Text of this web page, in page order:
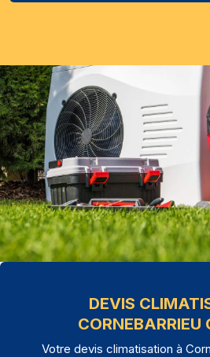
DEVIS
CORNEBARRIEU
Votre devis climatisation à